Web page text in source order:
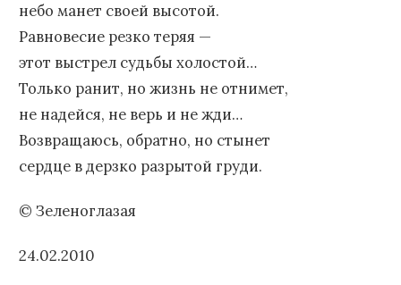
небо манет своей высотой.
Равновесие резко теряя —
этот выстрел судьбы холостой…
Только ранит, но жизнь не отнимет,
не надейся, не верь и не жди…
Возвращаюсь, обратно, но стынет
сердце в дерзко разрытой груди.
© Зеленоглазая
24.02.2010